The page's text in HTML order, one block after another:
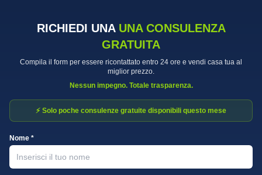
RICHIEDI UNA UNA CONSULENZA
GRATUITA
Compila il form per essere ricontattato entro 24 ore e vendi casa tua al
miglior prezzo.
Nessun impegno. Totale trasparenza.
⚡ Solo poche consulenze gratuite disponibili questo mese
Nome *